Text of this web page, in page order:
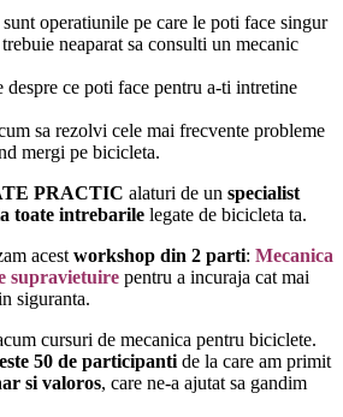
operatiunile pe care le poti face singur
neaparat sa consulti un mecanic
ce poti face pentru a-ti intretine
sa rezolvi cele mai frecvente probleme
mergi pe bicicleta.
PRACTIC alaturi de un specialist
toate intrebarile legate de bicicleta ta.
acestworkshop din 2 parti: Mecanica
supravietuire pentru a incuraja cat mai
siguranta.
cursuri de mecanica pentru biciclete.
50 de participantide la care am primit
si valoros, care ne-a ajutat sa gandim